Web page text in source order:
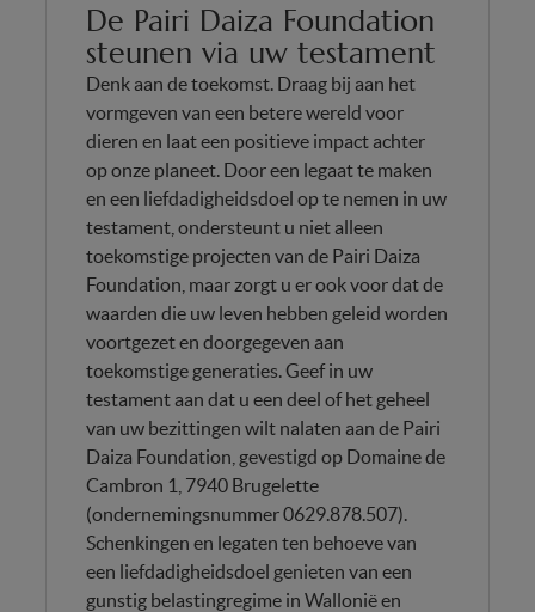
De Pairi Daiza Foundation
steunen via uw testament
Denk aan de toekomst. Draag bij aan het
vormgeven van een betere wereld voor
dieren en laat een positieve impact achter
op onze planeet. Door een legaat te maken
en een liefdadigheidsdoel op te nemen in uw
testament, ondersteunt u niet alleen
toekomstige projecten van de Pairi Daiza
Foundation, maar zorgt u er ook voor dat de
waarden die uw leven hebben geleid worden
voortgezet en doorgegeven aan
toekomstige generaties. Geef in uw
testament aan dat u een deel of het geheel
van uw bezittingen wilt nalaten aan de Pairi
Daiza Foundation, gevestigd op Domaine de
Cambron 1, 7940 Brugelette
(ondernemingsnummer 0629.878.507).
Schenkingen en legaten ten behoeve van
een liefdadigheidsdoel genieten van een
gunstig belastingregime in Wallonië en